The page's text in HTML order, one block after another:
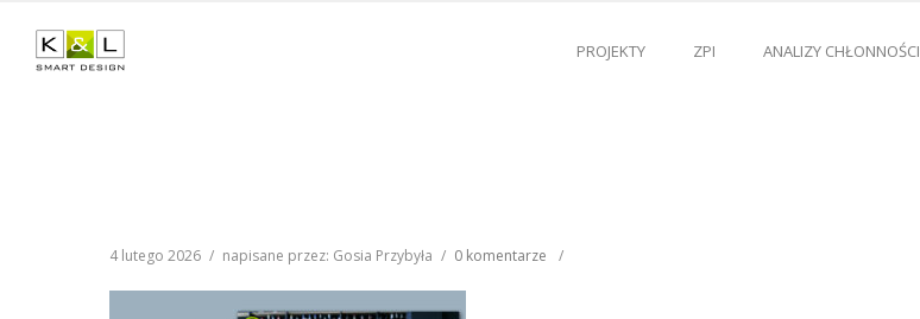
PROJEKTY ZPI ANALIZY CHŁONNOŚCI
4 lutego 2026 / napisane przez: Gosia Przybyła / 0 komentarze /